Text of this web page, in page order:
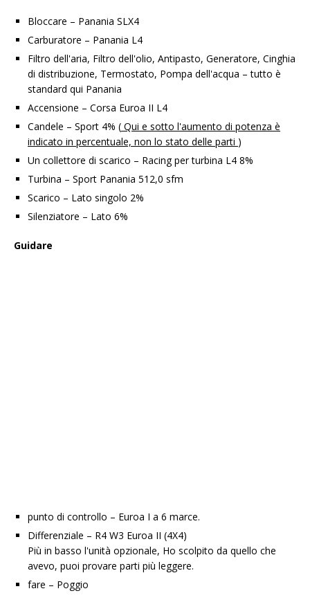
Bloccare – Panania SLX4
Carburatore – Panania L4
Filtro dell'aria, Filtro dell'olio, Antipasto, Generatore, Cinghia
di distribuzione, Termostato, Pompa dell'acqua – tutto è
standard qui Panania
Accensione – Corsa Euroa II L4
Candele – Sport 4% ( Qui e sotto l'aumento di potenza è
indicato in percentuale, non lo stato delle parti )
Un collettore di scarico – Racing per turbina L4 8%
Turbina – Sport Panania 512,0 sfm
Scarico – Lato singolo 2%
Silenziatore – Lato 6%
Guidare
punto di controllo – Euroa I a 6 marce.
Differenziale – R4 W3 Euroa II (4X4)
Più in basso l'unità opzionale, Ho scolpito da quello che
avevo, puoi provare parti più leggere.
fare – Poggio